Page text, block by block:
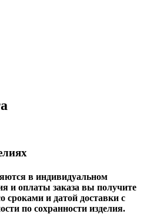
в индивидуальном
и оплаты заказа вы получите
сроками и датой доставки с
по сохранности изделия.